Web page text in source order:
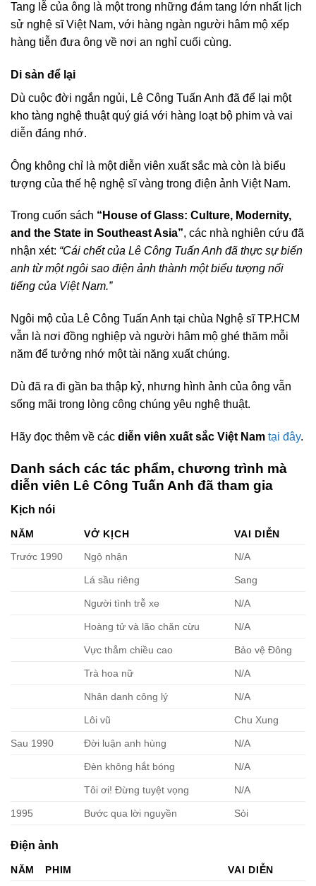
Tang lễ của ông là một trong những đám tang lớn nhất lịch
sử nghệ sĩ Việt Nam, với hàng ngàn người hâm mộ xếp
hàng tiễn đưa ông về nơi an nghỉ cuối cùng.
Di sản để lại
Dù cuộc đời ngắn ngủi, Lê Công Tuấn Anh đã để lại một
kho tàng nghệ thuật quý giá với hàng loạt bộ phim và vai
diễn đáng nhớ.
Ông không chỉ là một diễn viên xuất sắc mà còn là biểu
tượng của thế hệ nghệ sĩ vàng trong điện ảnh Việt Nam.
Trong cuốn sách “House of Glass: Culture, Modernity,
and the State in Southeast Asia”, các nhà nghiên cứu đã
nhận xét: “Cái chết của Lê Công Tuấn Anh đã thực sự biến
anh từ một ngôi sao điện ảnh thành một biểu tượng nổi
tiếng của Việt Nam.”
Ngôi mộ của Lê Công Tuấn Anh tại chùa Nghệ sĩ TP.HCM
vẫn là nơi đồng nghiệp và người hâm mộ ghé thăm mỗi
năm để tưởng nhớ một tài năng xuất chúng.
Dù đã ra đi gần ba thập kỷ, nhưng hình ảnh của ông vẫn
sống mãi trong lòng công chúng yêu nghệ thuật.
Hãy đọc thêm về các diễn viên xuất sắc Việt Nam tại đây.
Danh sách các tác phẩm, chương trình mà
diễn viên Lê Công Tuấn Anh đã tham gia
Kịch nói
NĂM VỞ KỊCH
VAI DIỄN
Trước 1990
Ngộ nhận N/A
Lá sầu riêng Sang
Người tình trễ xe N/A
Hoàng tử và lão chăn cừu N/A
Vực thẳm chiều cao Bảo vệ Đông
Trà hoa nữ N/A
Nhân danh công lý N/A
Lôi vũ Chu Xung
Sau 1990 Đời luận anh hùng N/A
Đèn không hắt bóng N/A
Tôi ơi! Đừng tuyệt vọng N/A
1995 Bước qua lời nguyền Sỏi
Điện ảnh
NĂM PHIM VAI DIỄN